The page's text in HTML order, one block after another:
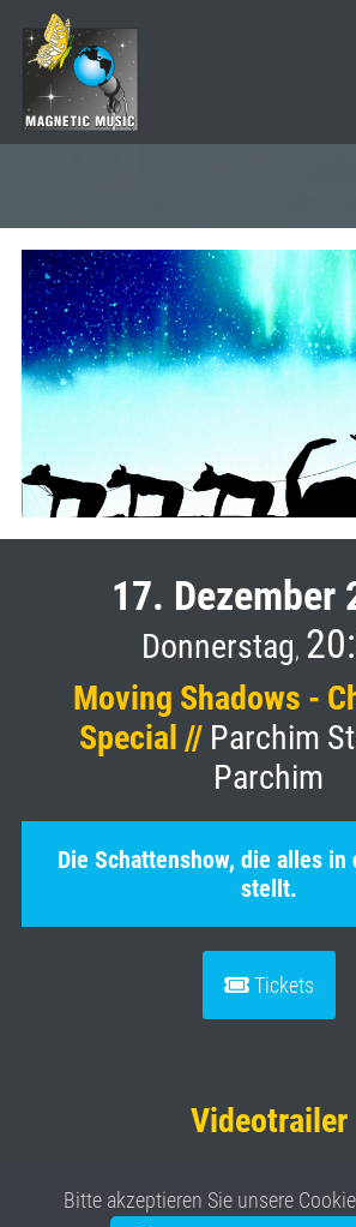
17. Dezember
Donnerstag,
Moving Shadows -
Special // Parchim
Parchim
Die Schattenshow, die alles in
stellt.
Tickets
Videotrailer
Bitte akzeptieren Sie unsere